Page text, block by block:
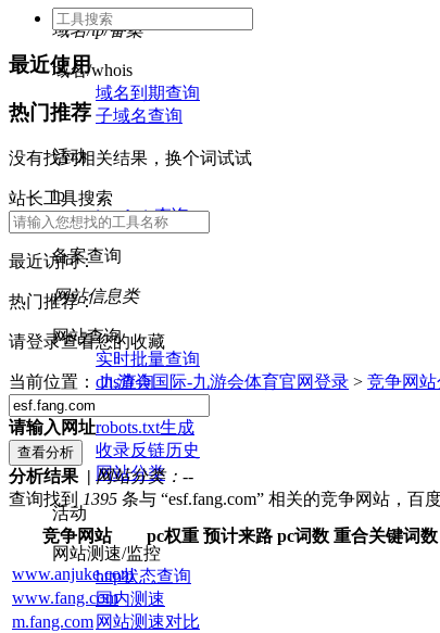
域名/ip/备案
域名/whois
域名到期查询
子域名查询
活动
ip
ip whois查询
备案查询
网站信息类
网站查询
实时批量查询
dns查询
robots.txt生成
收录反链历史
网站分类
活动
网站测速/监控
http状态查询
国内测速
网站测速对比
最近使用
热门推荐
没有找到相关结果，换个词试试
站长工具搜索
最近访问：
热门推荐：
请登录查看您的收藏
当前位置：九游会国际-九游会体育官网登录 > 竞争网
请输入网址
分析结果 | 网站分类： --
查询找到 1395 条与 “esf.fang.com” 相关的竞争网站，百
竞争网站
pc权重 预计来路 pc词数 重合关键词数
www.anjuke.com
www.fang.com
m.fang.com